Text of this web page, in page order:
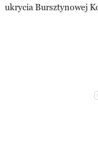
ukrycia Bursztynowej